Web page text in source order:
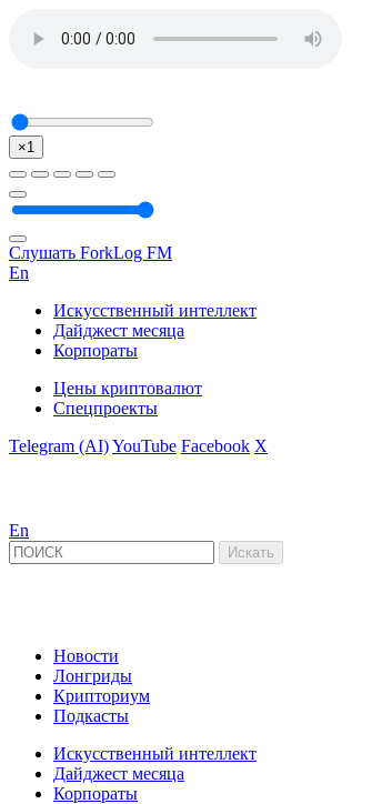
×1
Слушать ForkLog FM
En
Искусственный интеллект
Дайджест месяца
Корпораты
Цены криптовалют
Спецпроекты
Telegram (AI)YouTube Facebook X
En
Новости
Лонгриды
Крипториум
Подкасты
Искусственный интеллект
Дайджест месяца
Корпораты